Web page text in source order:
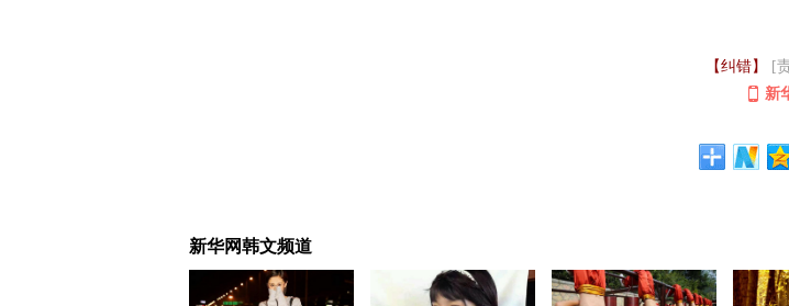
【纠错】
[
新
新华网韩文频道